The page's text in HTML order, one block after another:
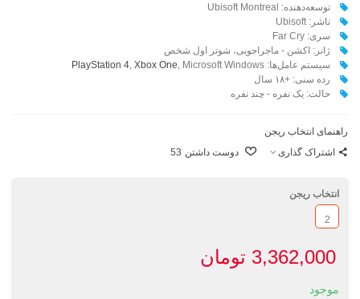
توسعه‌دهنده: Ubisoft Montreal
ناشر: Ubisoft
سری: Far Cry
ژانر: اکشن - ماجراجویی، شوتر اول شخص
سیستم عامل‌ها:‌
PlayStation 4, Xbox One , Microsoft Windows
رده سنی: +۱۸ سال
حالت: یک نفره - چند نفره
راهنمای انتخاب ریجن
اشتراک گذاری
دوست داشتن 53
انتخاب ریجن
2
3,362,000 تومان
موجود